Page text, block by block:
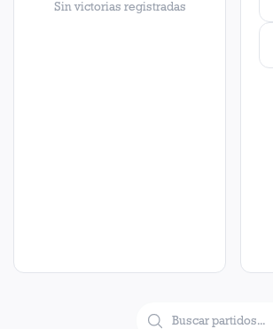
Sin victorias registradas